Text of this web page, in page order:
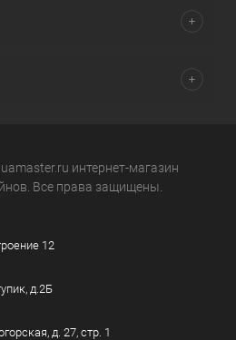
интернет-магазин
Все права защищены.
12
д.2Б
д. 27, стр. 1